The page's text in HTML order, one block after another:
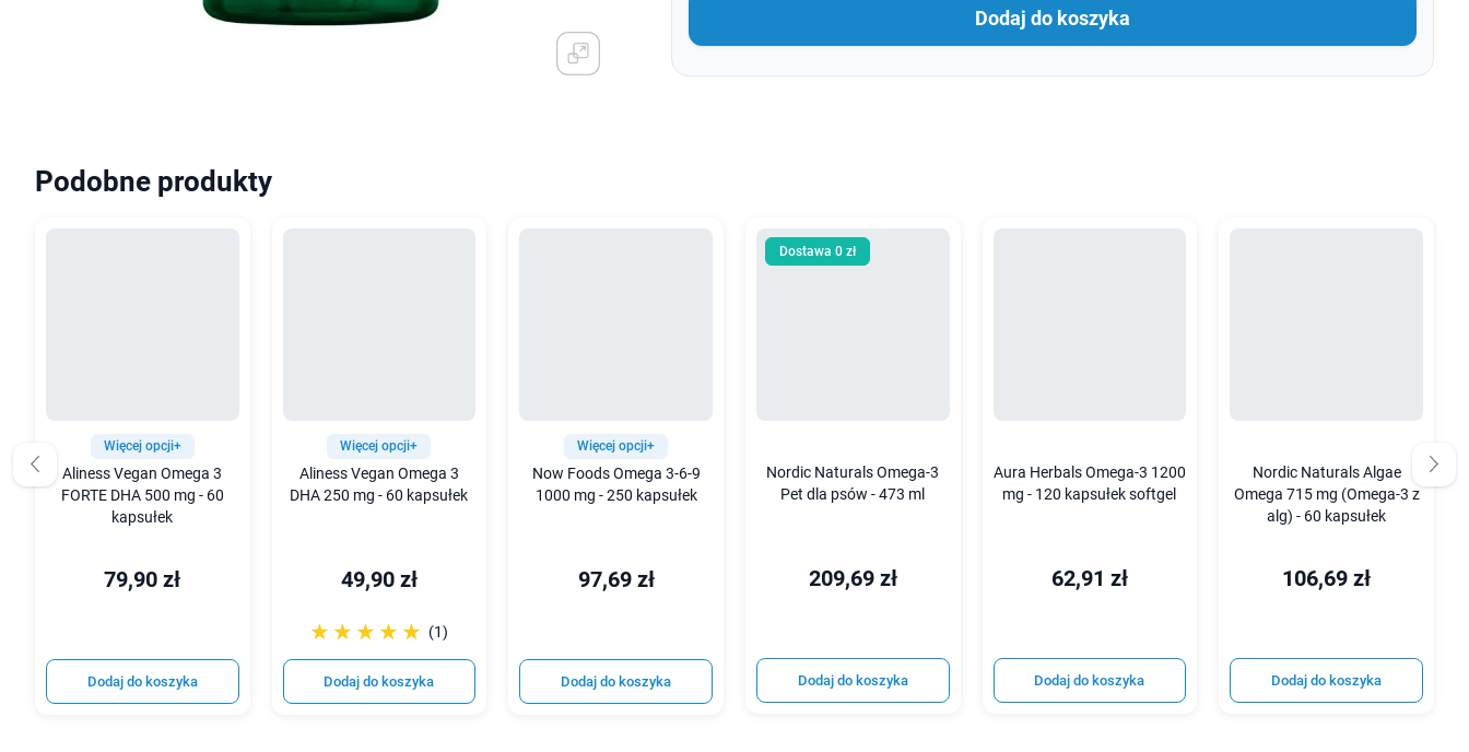
Dodaj do koszyka
Podobne produkty
Więcej opcji+
Aliness Vegan Omega 3
FORTE DHA 500 mg - 60
kapsułek
79,90 zł
Dodaj do koszyka
Więcej opcji+
Aliness Vegan Omega 3
DHA 250 mg - 60 kapsułek
49,90 zł
☆☆☆☆☆
★★★★★ (1)
Dodaj do koszyka
Więcej opcji+
Now Foods Omega 3-6-9
1000 mg - 250 kapsułek
97,69 zł
Dodaj do koszyka
Dostawa 0 zł
Nordic Naturals Omega-3
Pet dla psów - 473 ml
209,69 zł
Dodaj do koszyka
Aura Herbals Omega-3 1200
mg - 120 kapsułek softgel
62,91 zł
Dodaj do koszyka
Nordic Naturals Algae
Omega 715 mg (Omega-3 z
alg) - 60 kapsułek
106,69 zł
Dodaj do koszyka